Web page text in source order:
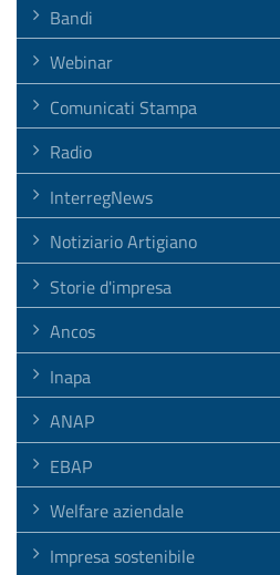
Bandi
Webinar
Comunicati Stampa
Radio
InterregNews
Notiziario Artigiano
Storie d'impresa
Ancos
Inapa
ANAP
EBAP
Welfare aziendale
Impresa sostenibile